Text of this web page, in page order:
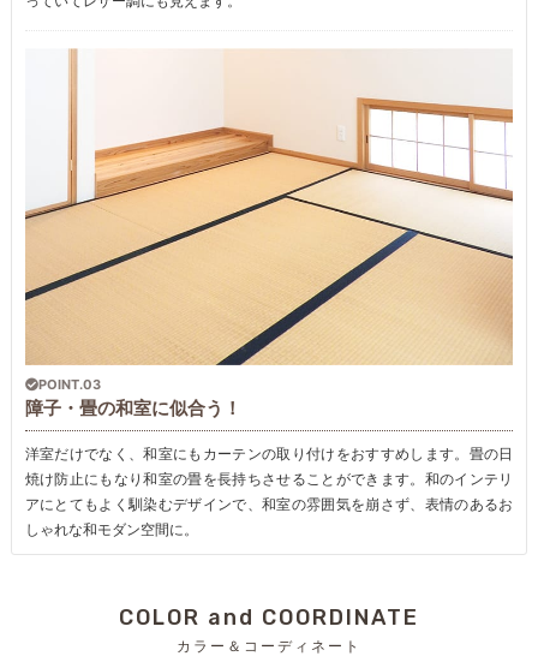
POINT.03
障子・畳の和室に似合う！
洋室だけでなく、和室にもカーテンの取り付けをおすすめします。畳の日
焼け防止にもなり和室の畳を長持ちさせることができます。和のインテリ
アにとてもよく馴染むデザインで、和室の雰囲気を崩さず、表情のあるお
しゃれな和モダン空間に。
COLOR and COORDINATE
カラー＆コーディネート